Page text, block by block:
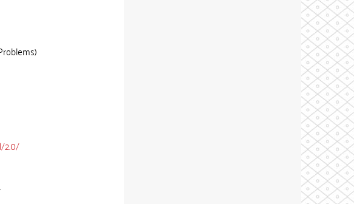
2.0/